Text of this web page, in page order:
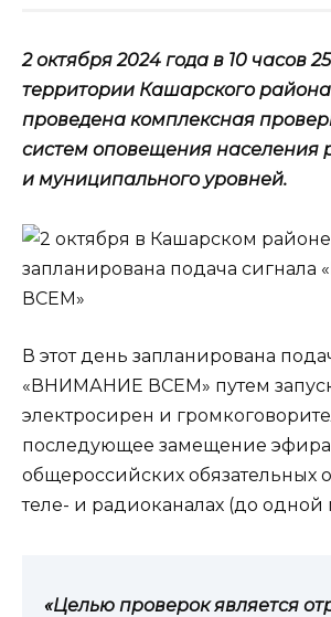
2 октября 2024 года в 10 часов
территории Кашарского
проведена комплексная
систем оповещения населения
и муниципального уровней.
В этот день запланирована
«ВНИМАНИЕ ВСЕМ» путем
электросирен и
последующее замещение эфира
общероссийских обязательных
теле- и радиоканалах (до одной
«Целью проверок является